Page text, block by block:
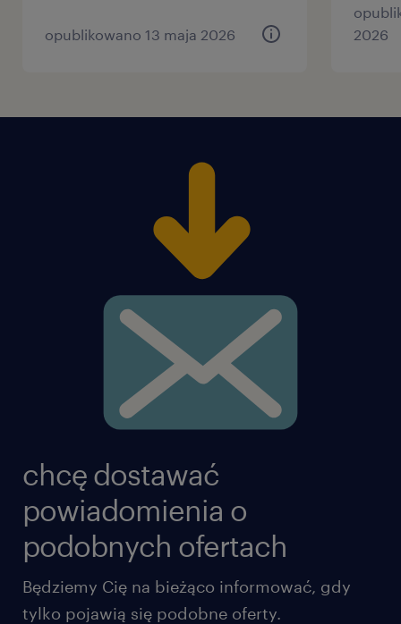
opublikowano 13 maja 2026
2026
chcę dostawać
powiadomienia o
podobnych ofertach
Będziemy Cię na bieżąco informować, gdy
tylko pojawią się podobne oferty.